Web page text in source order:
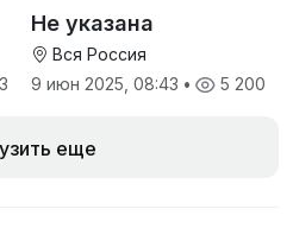
Не указана
Вся Россия
9 июн 2025, 08:43 • 5 200
еще